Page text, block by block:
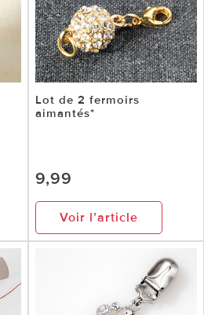
Lot de 2 fermoirs
aimantés*
9,99
Voir l’article